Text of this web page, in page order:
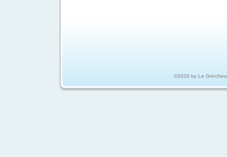
©2026 by Le